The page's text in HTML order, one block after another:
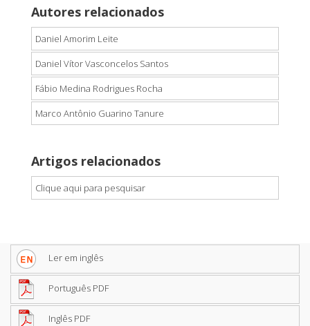
Autores relacionados
Daniel Amorim Leite
Daniel Vítor Vasconcelos Santos
Fábio Medina Rodrigues Rocha
Marco Antônio Guarino Tanure
Artigos relacionados
Clique aqui para pesquisar
Ler em inglês
Português PDF
Inglês PDF